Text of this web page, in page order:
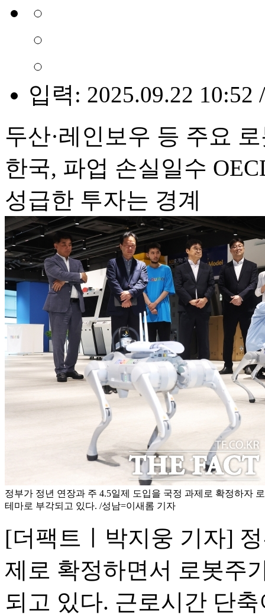
입력: 2025.09.22 10:52
두산·레인보우 등 주요
한국, 파업 손실일수
성급한 투자는 경계
정부가 정년 연장과 주 4.5일제 도입을 국정 과제로 확정하자
테마로 부각되고 있다. /성남=이새롬 기자
[더팩트ㅣ박지웅 기자]
제로 확정하면서 로봇주
되고 있다. 근로시간 단